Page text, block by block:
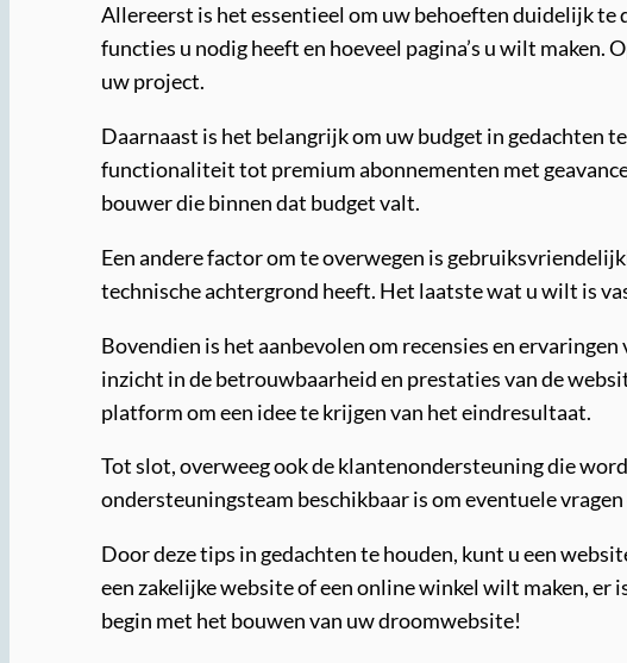
Allereerst is het essentieel om uw behoeften duidelijk
functies u nodig heeft en hoeveel pagina’s u wilt
uw project.
Daarnaast is het belangrijk om uw budget in gedachten
functionaliteit tot premium abonnementen met
bouwer die binnen dat budget valt.
Een andere factor om te overwegen is
technische achtergrond heeft. Het laatste wat u wilt is
Bovendien is het aanbevolen om recensies en
inzicht in de betrouwbaarheid en prestaties van de
platform om een idee te krijgen van het eindresultaat.
Tot slot, overweeg ook de klantenondersteuning die
ondersteuningsteam beschikbaar is om eventuele
Door deze tips in gedachten te houden, kunt u een
een zakelijke website of een online winkel wilt maken, er
begin met het bouwen van uw droomwebsite!